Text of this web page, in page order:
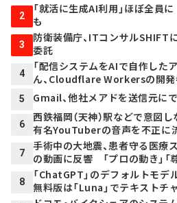
2
「就活に生成AI利用」ほぼ全
も
3
防衛装備庁、ITコンサルSHIFT
委託
4
「配信システムをAIで自作した
ん、Cloudflare Workersの開発
5 Gmail、他社メアドを送信元に
6
西鉄福岡（天神）駅などで意図
有名YouTuberの音声を不正に
7
手術中の大地震、患者守る医
の動画に反響 「プロの動き」「
8
「ChatGPT」のデフォルトモデ
無料版は「Luna」でテキストチ